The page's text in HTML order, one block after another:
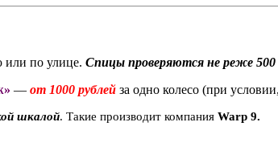
или по улице. Спицы проверяются не реже 500
— от 1000 рублей за одно колесо (при
шкалой. Такие производит компания Warp 9.